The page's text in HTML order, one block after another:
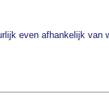
even afhankelijk